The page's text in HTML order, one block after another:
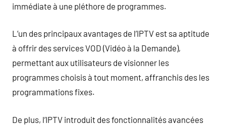
immédiate à une pléthore de programmes.
L’un des principaux avantages de l’IPTV est sa aptitude
à offrir des services VOD (Vidéo à la Demande),
permettant aux utilisateurs de visionner les
programmes choisis à tout moment, affranchis des les
programmations fixes.
De plus, l’IPTV introduit des fonctionnalités avancées